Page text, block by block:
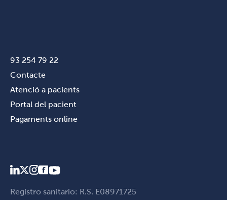
93 254 79 22
Contacte
Atenció a pacients
Portal del pacient
Pagaments online
Registro sanitario: R.S. E08971725